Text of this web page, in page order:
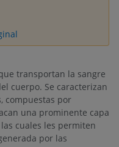
transportan la sangre
cuerpo. Se caracterizan
compuestas por
una prominente capa
cuales les permiten
por las